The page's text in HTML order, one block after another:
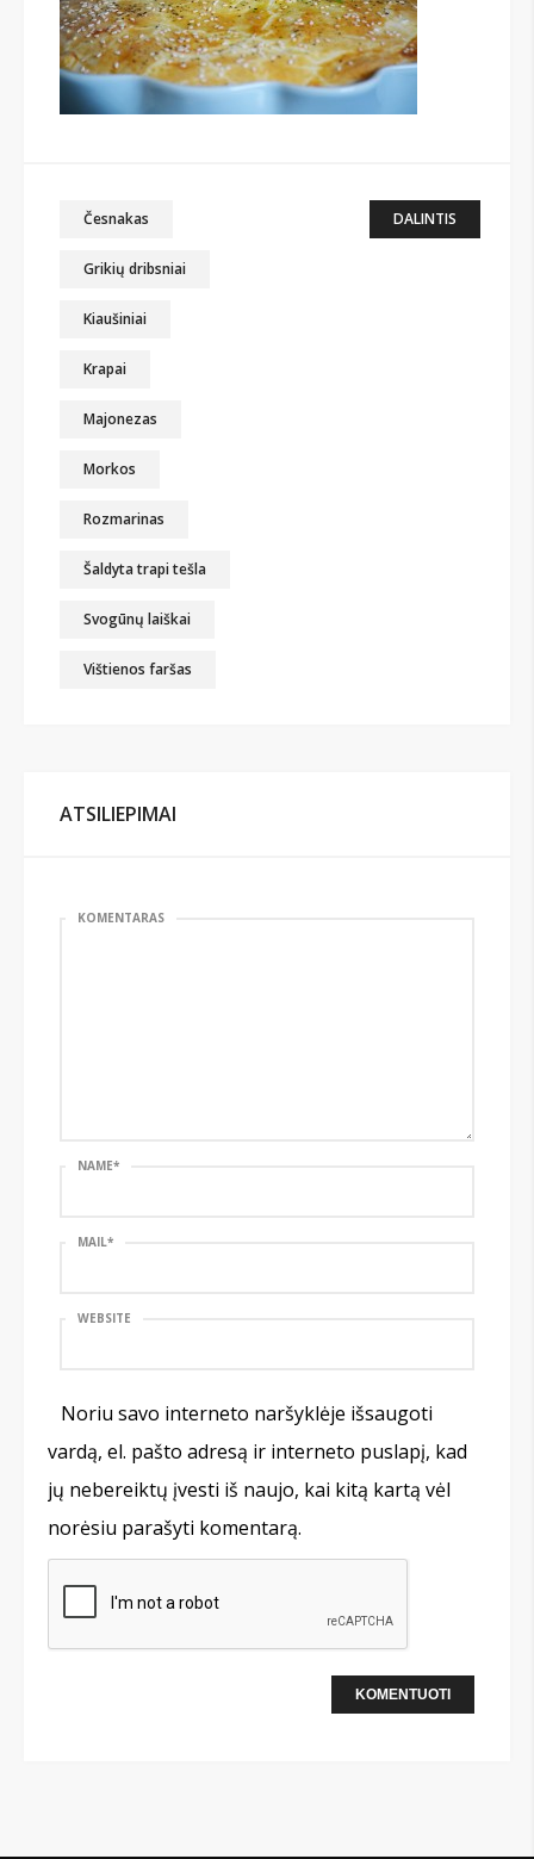
Česnakas
Grikių dribsniai
Kiaušiniai
Krapai
Majonezas
Morkos
Rozmarinas
Šaldyta trapi tešla
Svogūnų laiškai
Vištienos faršas
DALINTIS
ATSILIEPIMAI
KOMENTARAS
NAME*
MAIL*
WEBSITE
Noriu savo interneto naršyklėje išsaugoti
vardą, el. pašto adresą ir interneto puslapį, kad
jų nebereiktų įvesti iš naujo, kai kitą kartą vėl
norėsiu parašyti komentarą.